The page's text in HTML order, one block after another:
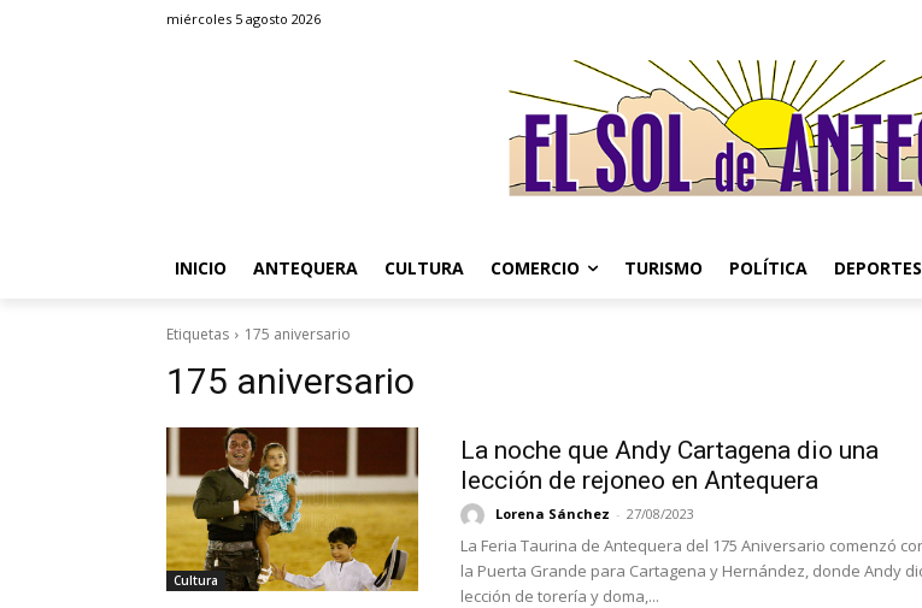
miércoles 5 agosto 2026
INICIO ANTEQUERA CULTURA COMERCIO TURISMO POLÍTICA DEPORTES
Etiquetas 175 aniversario
175 aniversario
Cultura
La noche que Andy Cartagena dio una
lección de rejoneo en Antequera
Lorena Sánchez - 27/08/2023
La Feria Taurina de Antequera del 175 Aniversario comenzó
la Puerta Grande para Cartagena y Hernández, donde Andy
lección de torería y doma,...